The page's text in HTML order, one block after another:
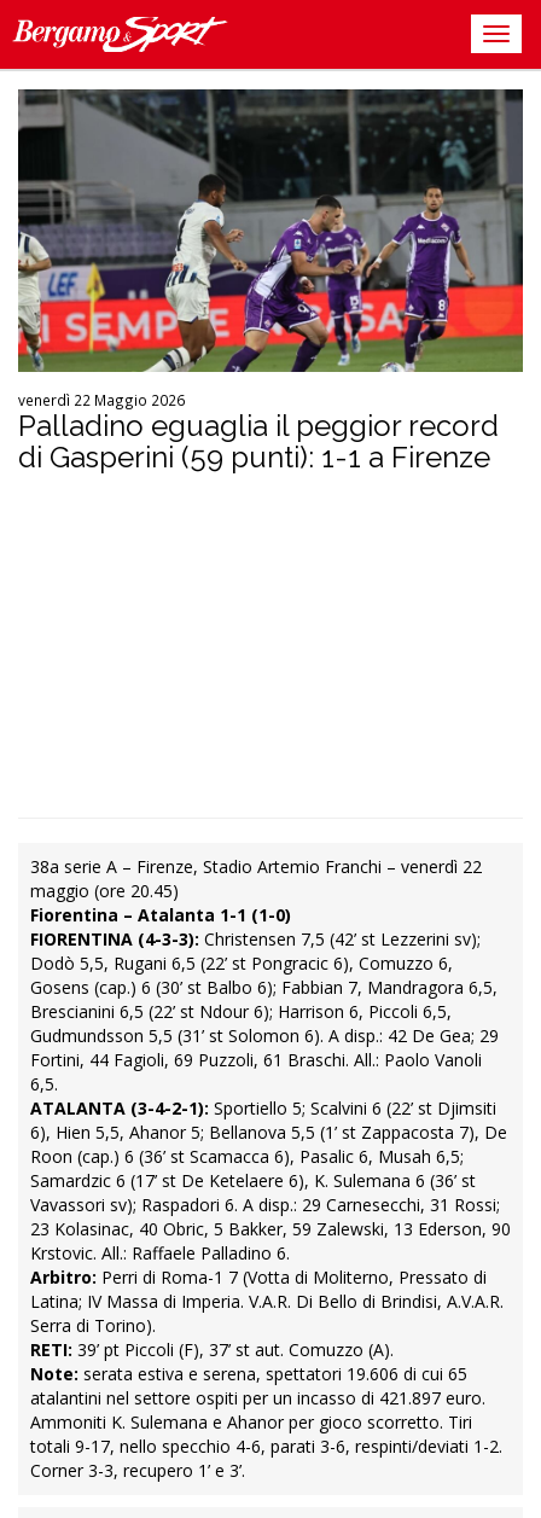
venerdì 22 Maggio 2026
Palladino eguaglia il peggior record
di Gasperini (59 punti): 1-1 a Firenze
38a serie A – Firenze, Stadio Artemio Franchi – venerdì 22
maggio (ore 20.45)
Fiorentina – Atalanta 1-1 (1-0)
FIORENTINA (4-3-3): Christensen 7,5 (42’ st Lezzerini sv);
Dodò 5,5, Rugani 6,5 (22’ st Pongracic 6), Comuzzo 6,
Gosens (cap.) 6 (30’ st Balbo 6); Fabbian 7, Mandragora 6,5,
Brescianini 6,5 (22’ st Ndour 6); Harrison 6, Piccoli 6,5,
Gudmundsson 5,5 (31’ st Solomon 6). A disp.: 42 De Gea; 29
Fortini, 44 Fagioli, 69 Puzzoli, 61 Braschi. All.: Paolo Vanoli
6,5.
ATALANTA (3-4-2-1): Sportiello 5; Scalvini 6 (22’ st Djimsiti
6), Hien 5,5, Ahanor 5; Bellanova 5,5 (1’ st Zappacosta 7), De
Roon (cap.) 6 (36’ st Scamacca 6), Pasalic 6, Musah 6,5;
Samardzic 6 (17’ st De Ketelaere 6), K. Sulemana 6 (36’ st
Vavassori sv); Raspadori 6. A disp.: 29 Carnesecchi, 31 Rossi;
23 Kolasinac, 40 Obric, 5 Bakker, 59 Zalewski, 13 Ederson, 90
Krstovic. All.: Raffaele Palladino 6.
Arbitro: Perri di Roma-1 7 (Votta di Moliterno, Pressato di
Latina; IV Massa di Imperia. V.A.R. Di Bello di Brindisi, A.V.A.R.
Serra di Torino).
RETI: 39’ pt Piccoli (F), 37’ st aut. Comuzzo (A).
Note: serata estiva e serena, spettatori 19.606 di cui 65
atalantini nel settore ospiti per un incasso di 421.897 euro.
Ammoniti K. Sulemana e Ahanor per gioco scorretto. Tiri
totali 9-17, nello specchio 4-6, parati 3-6, respinti/deviati 1-2.
Corner 3-3, recupero 1’ e 3’.